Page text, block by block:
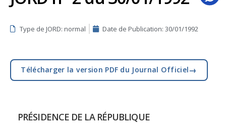
Type de JORD: normal Date de Publication: 30/01/1992
Télécharger la version PDF du Journal Officiel→
PRÉSIDENCE DE LA RÉPUBLIQUE